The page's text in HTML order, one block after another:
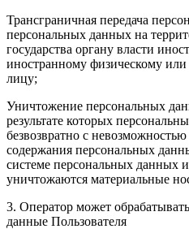
Трансграничная передача
персональных данных на
государства органу власти
иностранному физическому
лицу;
Уничтожение персональных
результате которых
безвозвратно с
содержания персональных
системе персональных данных
уничтожаются материальные
3. Оператор может
данные Пользователя